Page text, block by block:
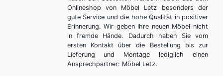
Onlineshop von Möbel Letz besonders der
gute Service und die hohe Qualität in positiver
Erinnerung. Wir geben Ihre neuen Möbel nicht
in fremde Hände. Dadurch haben Sie vom
ersten Kontakt über die Bestellung bis zur
Lieferung und Montage lediglich einen
Ansprechpartner: Möbel Letz.